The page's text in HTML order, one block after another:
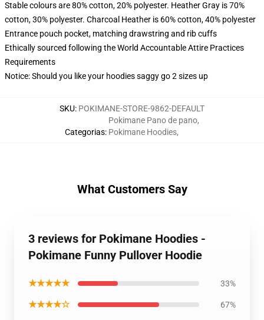
Stable colours are 80% cotton, 20% polyester. Heather Gray is 70%
cotton, 30% polyester. Charcoal Heather is 60% cotton, 40% polyester
Entrance pouch pocket, matching drawstring and rib cuffs
Ethically sourced following the World Accountable Attire Practices
Requirements
Notice: Should you like your hoodies saggy go 2 sizes up
SKU: POKIMANE-STORE-9862-DEFAULT
Categorias:
Pokimane Pano de pano,
Pokimane Hoodies,
What Customers Say
3 reviews for Pokimane Hoodies -
Pokimane Funny Pullover Hoodie
★★★★★ 33%
★★★★☆ 67%